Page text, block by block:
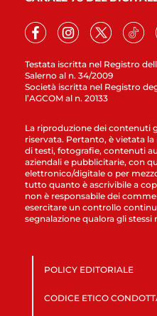
Testata iscritta nel Registro
Salerno al n. 34/2009
Società iscritta nel Registro
l’AGCOM al n. 20133
La riproduzione dei contenuti
riservata. Pertanto, è vietata la
di testi, fotografie, contenuti
aziendali e pubblicitarie, con
elettronico/digitale o per
tutto quanto è ascrivibile a
non è responsabile dei
esercitare un controllo
segnalazione qualora gli
POLICY EDITORIALE
CODICE ETICO